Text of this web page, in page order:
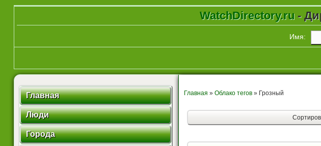
WatchDirectory.ru -
Имя:
Главная
Люди
Города
Главная »Облако тегов » Грозный